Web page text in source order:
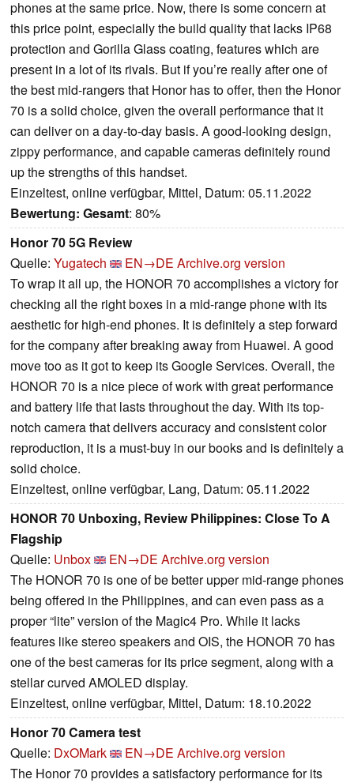
phones at the same price. Now, there is some concern at
this price point, especially the build quality that lacks IP68
protection and Gorilla Glass coating, features which are
present in a lot of its rivals. But if you’re really after one of
the best mid-rangers that Honor has to offer, then the Honor
70 is a solid choice, given the overall performance that it
can deliver on a day-to-day basis. A good-looking design,
zippy performance, and capable cameras definitely round
up the strengths of this handset.
Einzeltest, online verfügbar, Mittel, Datum: 05.11.2022
Bewertung: Gesamt: 80%
Honor 70 5G Review
Quelle: Yugatech EN→DE Archive.org version
To wrap it all up, the HONOR 70 accomplishes a victory for
checking all the right boxes in a mid-range phone with its
aesthetic for high-end phones. It is definitely a step forward
for the company after breaking away from Huawei. A good
move too as it got to keep its Google Services. Overall, the
HONOR 70 is a nice piece of work with great performance
and battery life that lasts throughout the day. With its top-
notch camera that delivers accuracy and consistent color
reproduction, it is a must-buy in our books and is definitely a
solid choice.
Einzeltest, online verfügbar, Lang, Datum: 05.11.2022
HONOR 70 Unboxing, Review Philippines: Close To A
Flagship
Quelle: Unbox EN→DE Archive.org version
The HONOR 70 is one of be better upper mid-range phones
being offered in the Philippines, and can even pass as a
proper “lite” version of the Magic4 Pro. While it lacks
features like stereo speakers and OIS, the HONOR 70 has
one of the best cameras for its price segment, along with a
stellar curved AMOLED display.
Einzeltest, online verfügbar, Mittel, Datum: 18.10.2022
Honor 70 Camera test
Quelle: DxOMark EN→DE Archive.org version
The Honor 70 provides a satisfactory performance for its